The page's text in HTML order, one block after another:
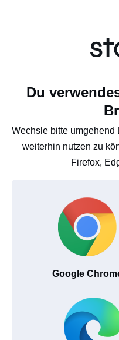
Du
Wechsle bitte umgehend
weiterhin nutzen zu
Firefox,
Google